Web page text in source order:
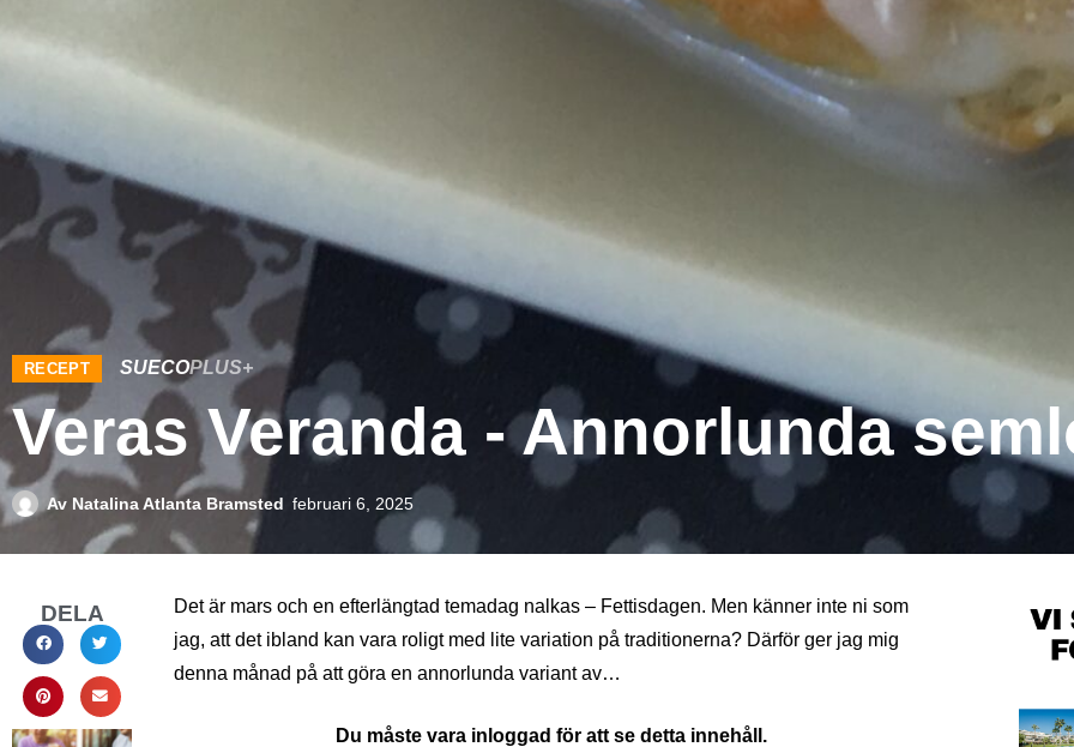
RECEPT SUECOPLUS+
Veras Veranda - Annorlunda
Av Natalina Atlanta Bramsted februari 6, 2025
DELA
Det är mars och en efterlängtad temadag nalkas – Fettisdagen. Men känner inte ni som
jag, att det ibland kan vara roligt med lite variation på traditionerna? Därför ger jag mig
denna månad på att göra en annorlunda variant av…
Du måste vara inloggad för att se detta innehåll.